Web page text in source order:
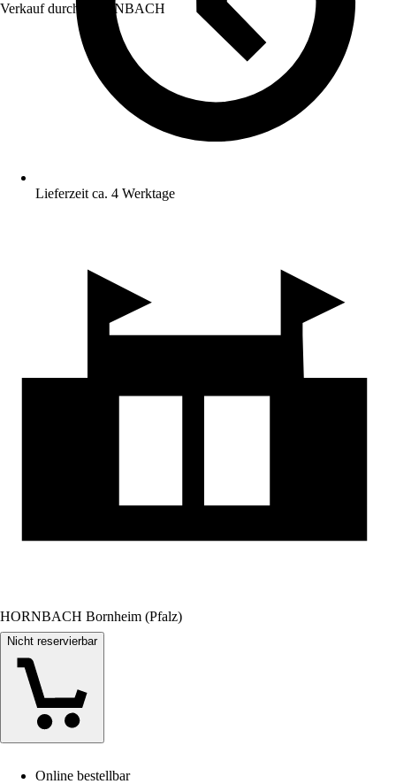
Verkauf durch: HORNBACH
Lieferzeit ca. 4 Werktage
HORNBACH Bornheim (Pfalz)
Nicht reservierbar
Online bestellbar